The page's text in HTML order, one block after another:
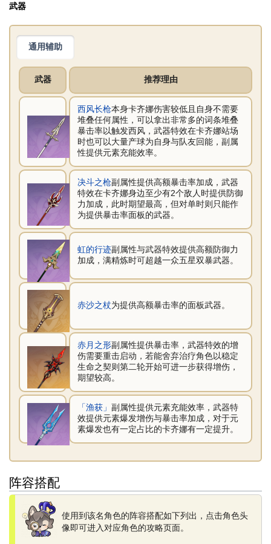
武器
通用辅助
武器 推荐理由
西风长枪本身卡齐娜伤害较低且自身不需要
堆叠任何属性，可以拿出非常多的词条堆叠
暴击率以触发西风，武器特效在卡齐娜站场
时也可以大量产球为自身与队友回能，副属
性提供元素充能效率。
决斗之枪副属性提供高额暴击率加成，武器
特效在卡齐娜身边至少有2个敌人时提供防御
力加成，此时期望最高，但对单时则只能作
为提供暴击率面板的武器。
虹的行迹副属性与武器特效提供高额防御力
加成，满精炼时可超越一众五星双暴武器。
赤沙之杖为提供高额暴击率的面板武器。
赤月之形副属性提供暴击率，武器特效的增
伤需要重击启动，若能舍弃治疗角色以稳定
生命之契则第二轮开始可进一步获得增伤，
期望较高。
「渔获」 副属性提供元素充能效率，武器特
效提供元素爆发增伤与暴击率加成，对于元
素爆发也有一定占比的卡齐娜有一定提升。
阵容搭配
使用到该名角色的阵容搭配如下列出，点击角色头
像即可进入对应角色的攻略页面。